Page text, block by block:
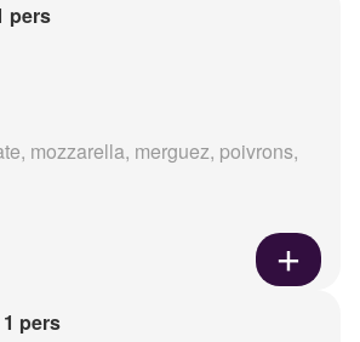
pers
mozzarella, merguez, poivrons,
pers